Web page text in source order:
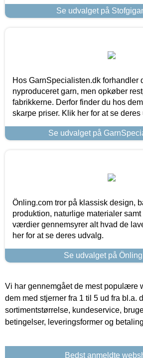
Se udvalget på
Hos GarnSpecialisten.dk forhandler
nyproduceret garn, men opkøber
fabrikkerne. Derfor finder du hos
skarpe priser. Klik her for at se deres
Se udvalget på
Önling.com tror på klassisk design,
produktion, naturlige materialer
værdier gennemsyrer alt hvad de
her for at se deres udvalg.
Se udvalget på
Vi har gennemgået de mest populære
dem med stjerner fra 1 til 5 ud fra bl.a.
sortimentstørrelse, kundeservice,
betingelser, leveringsformer og
Bedst anmeldte